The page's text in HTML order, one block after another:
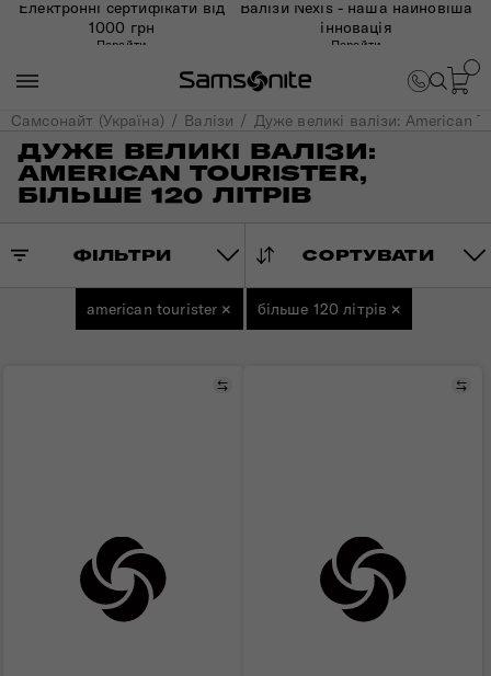
Електронні сертифікати від
1000 грн
Перейти
Валізи Nexis - наша найновіша
інновація
Перейти
Самсонайт (Україна) Валізи Дуже великі валізи: American
ДУЖЕ ВЕЛИКІ ВАЛІЗИ:
AMERICAN TOURISTER,
БІЛЬШЕ 120 ЛІТРІВ
ФІЛЬТРИ СОРТУВАТИ
american tourister × більше 120 літрів ×
Порівняти